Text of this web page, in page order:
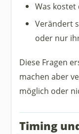
Was kostet
Verändert
oder nur
Diese Fragen
machen aber
möglich oder
Timing